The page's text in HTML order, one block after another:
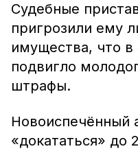
Судебные
пригрозили ему
имущества, что
подвигло
штрафы.
Новоиспечённый
«докататься» до